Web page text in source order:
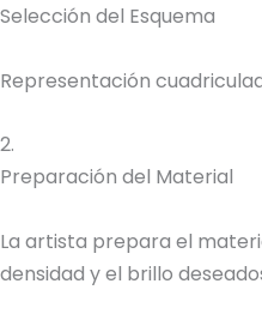
Selección del Esquema
Representación
2.
Preparación del Material
La artista prepara el
densidad y el brillo